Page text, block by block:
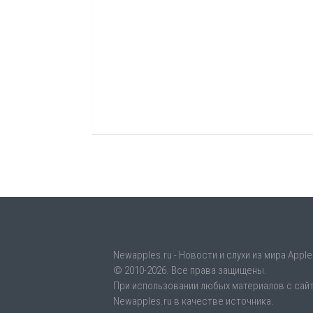
Newapples.ru - Новости и слухи из мира Apple
© 2010-2026. Все права защищены.
При использовании любых материалов с
Newapples.ru в качестве источника.